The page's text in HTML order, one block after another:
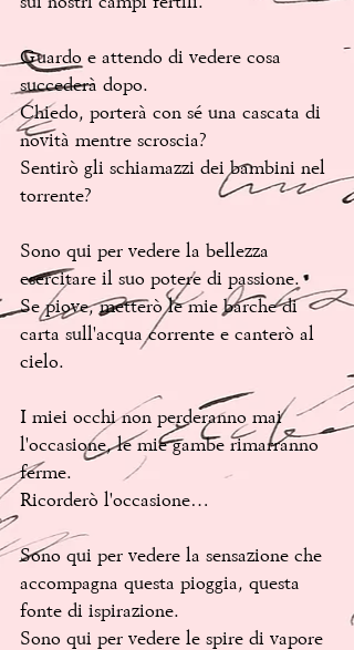
Guardo e attendo di vedere cosa
succederà dopo.
Chiedo, porterà con sé una cascata di
novità mentre scroscia?
Sentirò gli schiamazzi dei bambini nel
torrente?
Sono qui per vedere la bellezza
esercitare il suo potere di passione.
Se piove, metterò le mie barche di
carta sull'acqua corrente e canterò al
cielo.
I miei occhi non perderanno mai
l'occasione, le mie gambe rimarranno
ferme.
Ricorderò l'occasione…
Sono qui per vedere la sensazione che
accompagna questa pioggia, questa
fonte di ispirazione.
Sono qui per vedere le spire di vapore